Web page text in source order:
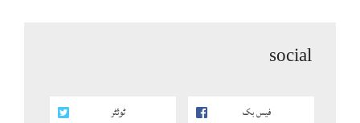
social
فیس بک ٹوئٹر